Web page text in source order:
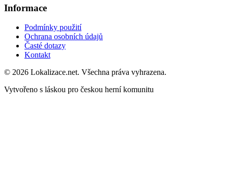
Informace
Podmínky použití
Ochrana osobních údajů
Časté dotazy
Kontakt
© 2026 Lokalizace.net. Všechna práva vyhrazena.
Vytvořeno s láskou pro českou herní komunitu